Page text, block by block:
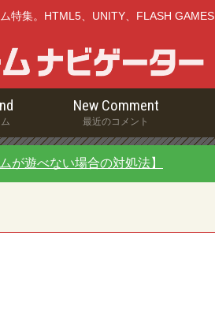
特集。HTML5、UNITY、FLASH GAMES
New Comment
最近のコメント
が遊べない場合の対処法】